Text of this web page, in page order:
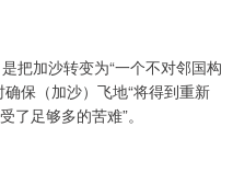
把加沙转变为“一个不对邻国构
保（加沙）飞地“将得到重新
了足够多的苦难”。